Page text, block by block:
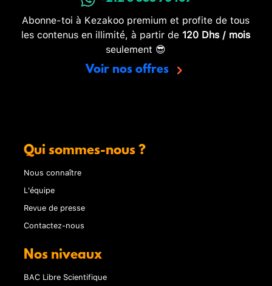
Abonne-toi à Kezakoo premium et profite de tous
les contenus en illimité, à partir de 120 Dhs / mois
seulement 😎
Voir nos offres
Qui sommes-nous ?
Nous connaître
L'équipe
Revue de presse
Contactez-nous
Nos niveaux
BAC Libre Scientifique